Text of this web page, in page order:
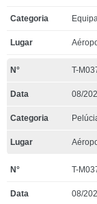
T-
08/
T-
08/